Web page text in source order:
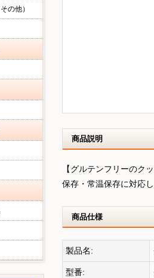
商品説明
【グルテンフリーのク
保存・常温保存に対応
商品仕様
製品名:
型番:
の他）